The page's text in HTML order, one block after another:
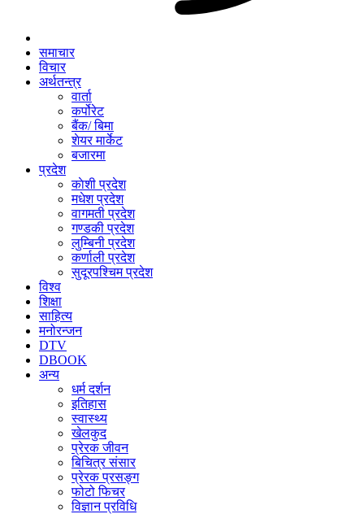
समाचार
विचार
अर्थतन्त्र
वार्ता
कर्पोरेट
बैंक/ बिमा
शेयर मार्केट
बजारमा
प्रदेश
काेशी प्रदेश
मधेश प्रदेश
वागमती प्रदेश
गण्डकी प्रदेश
लुम्बिनी प्रदेश
कर्णाली प्रदेश
सुदूरपश्चिम प्रदेश
विश्व
शिक्षा
साहित्य
मनोरन्जन
DTV
DBOOK
अन्य
धर्म दर्शन
इतिहास
स्वास्थ्य
खेलकुद
प्रेरक जीवन
बिचित्र संसार
प्रेरक प्रसङ्ग
फोटो फिचर
विज्ञान प्रविधि